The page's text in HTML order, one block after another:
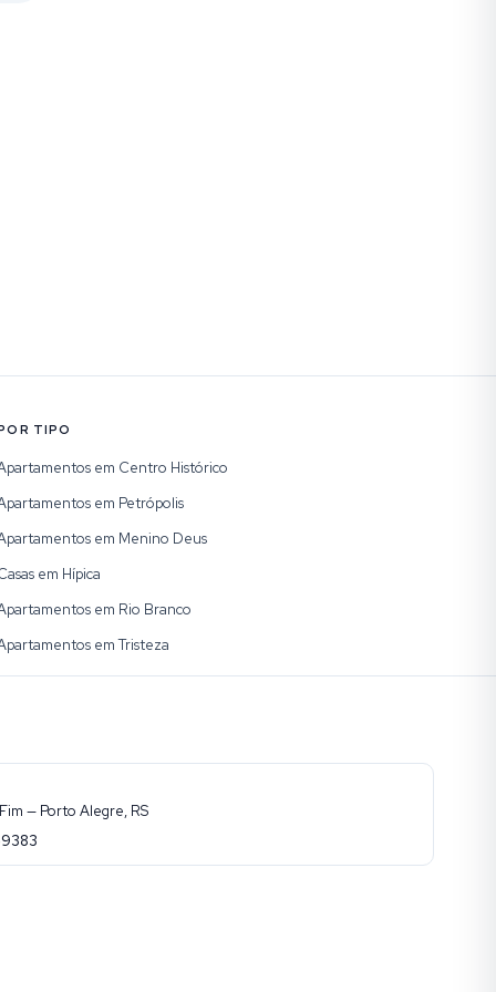
TIPO
em Centro Histórico
em Petrópolis
em Menino Deus
em Hípica
em Rio Branco
em Tristeza
— Porto Alegre, RS